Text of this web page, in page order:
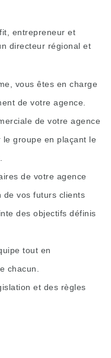
entrepreneur et
directeur régional et
vous êtes en charge
de votre agence.
de votre agence
groupe en plaçant le
de votre agence
de vos futurs clients
des objectifs définis
tout en
chacun.
et des règles